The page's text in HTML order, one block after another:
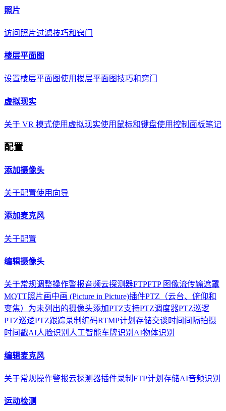
照片
访问照片过滤技巧和窍门
楼层平面图
设置楼层平面图使用楼层平面图技巧和窍门
虚拟现实
关于 VR 模式使用虚拟现实使用鼠标和键盘使用控制面板笔记
配置
添加摄像头
关于配置使用向导
添加麦克风
关于配置
编辑摄像头
关于常规调整操作警报音频云探测器FTPFTP 图像流传输遮罩
MQTT照片画中画 (Picture in Picture)插件PTZ（云台、俯仰和
变焦） 为未列出的摄像头添加PTZ支持PTZ调度器PTZ巡逻
PTZ巡逻PTZ跟踪录制 编码RTMP计划 存储交谈时间间隔拍摄
时间戳AI人脸识别 人工智能车牌识别 AI物体识别
编辑麦克风
关于常规操作警报云探测器插件录制 FTP计划 存储AI音频识别
运动检测